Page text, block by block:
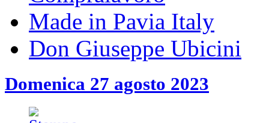
Made in Pavia Italy
Don Giuseppe Ubicini
Domenica 27 agosto 2023